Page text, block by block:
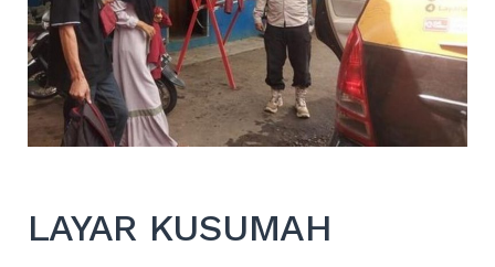
LAYAR KUSUMAH